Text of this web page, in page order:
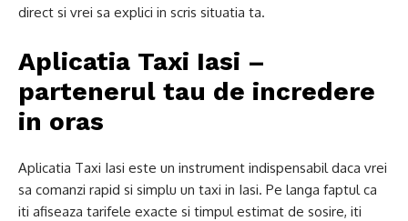
direct si vrei sa explici in scris situatia ta.
Aplicatia Taxi Iasi –
partenerul tau de incredere
in oras
Aplicatia Taxi Iasi este un instrument indispensabil daca vrei
sa comanzi rapid si simplu un taxi in Iasi. Pe langa faptul ca
iti afiseaza tarifele exacte si timpul estimat de sosire, iti